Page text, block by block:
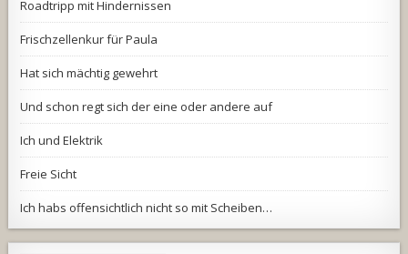
Roadtripp mit Hindernissen
Frischzellenkur für Paula
Hat sich mächtig gewehrt
Und schon regt sich der eine oder andere auf
Ich und Elektrik
Freie Sicht
Ich habs offensichtlich nicht so mit Scheiben…